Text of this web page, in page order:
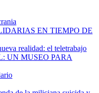
EN TIEMPO DE
realidad: el teletrabajo
UN MUSEO PARA